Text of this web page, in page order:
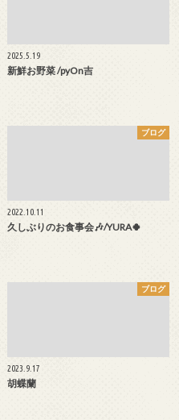
2025.5.19
新鮮お野菜 /pyOn吉
ブログ
2022.10.11
久しぶりのお食事会🎶/YURA🍀
ブログ
2023.9.17
胡蝶蘭